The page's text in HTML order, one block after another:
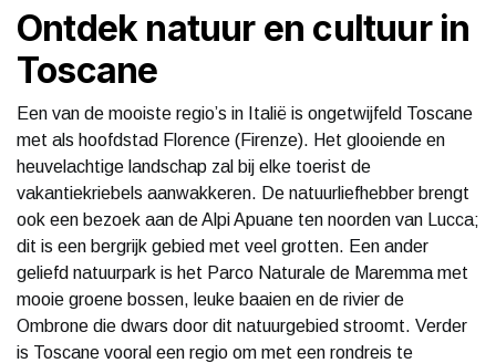
Ontdek natuur en cultuur in
Toscane
Een van de mooiste regio’s in Italië is ongetwijfeld Toscane
met als hoofdstad Florence (Firenze). Het glooiende en
heuvelachtige landschap zal bij elke toerist de
vakantiekriebels aanwakkeren. De natuurliefhebber brengt
ook een bezoek aan de Alpi Apuane ten noorden van Lucca;
dit is een bergrijk gebied met veel grotten. Een ander
geliefd natuurpark is het Parco Naturale de Maremma met
mooie groene bossen, leuke baaien en de rivier de
Ombrone die dwars door dit natuurgebied stroomt. Verder
is Toscane vooral een regio om met een rondreis te